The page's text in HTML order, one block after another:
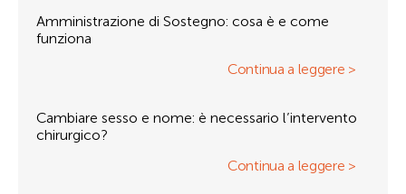
Amministrazione di Sostegno: cosa è e come
funziona
Continua a leggere >
Cambiare sesso e nome: è necessario l’intervento
chirurgico?
Continua a leggere >